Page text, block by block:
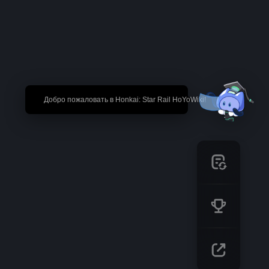
🎉 Добро пожаловать в Honkai: Star Rail HoYoWiki!